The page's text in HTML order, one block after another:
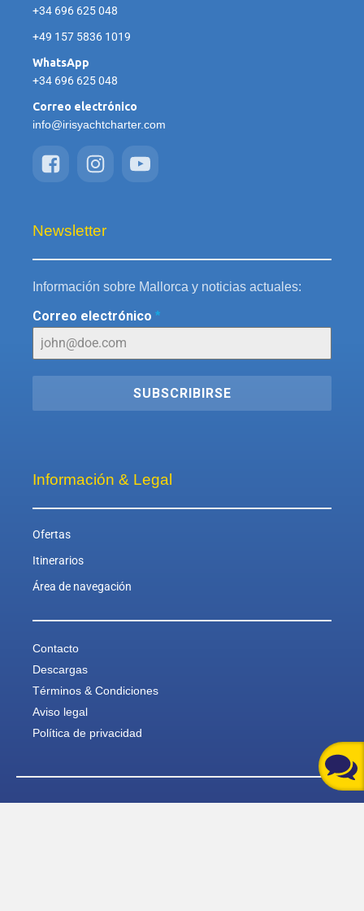
+34 696 625 048
+49 157 5836 1019
WhatsApp
+34 696 625 048
Correo electrónico
info@irisyachtcharter.com
Newsletter
Información sobre Mallorca y noticias actuales:
Correo electrónico *
SUBSCRIBIRSE
Información & Legal
Ofertas
Itinerarios
Área de navegación
Contacto
Descargas
Términos & Condiciones
Aviso legal
Política de privacidad